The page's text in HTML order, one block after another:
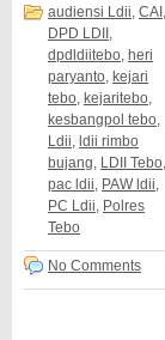
audiensi Ldii CAI
DPD LDII
dpdldiitebo heri
paryanto kejari
tebo kejaritebo
kesbangpol tebo
Ldii ldii rimbo
bujang LDII Tebo
pac ldii PAW ldii
PC Ldii Polres
Tebo
No Comments